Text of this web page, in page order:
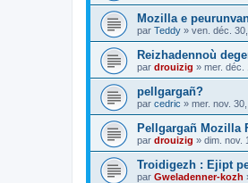
Mozilla e
par Teddy » ven. déc.
Reizhadennoù
par drouizig » mer. déc.
pellgargañ?
par cedric » mer. nov.
Pellgargañ Mozilla
par drouizig » dim. nov.
Troidigezh : Ejipt
par Gweladenner-kozh